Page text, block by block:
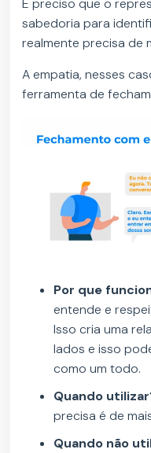
É preciso que o
sabedoria para
realmente precisa de
A empatia, nesses
ferramenta de
Por que
entende e
Isso cria uma
lados e isso
como um todo.
Quando
precisa é de
Quando não